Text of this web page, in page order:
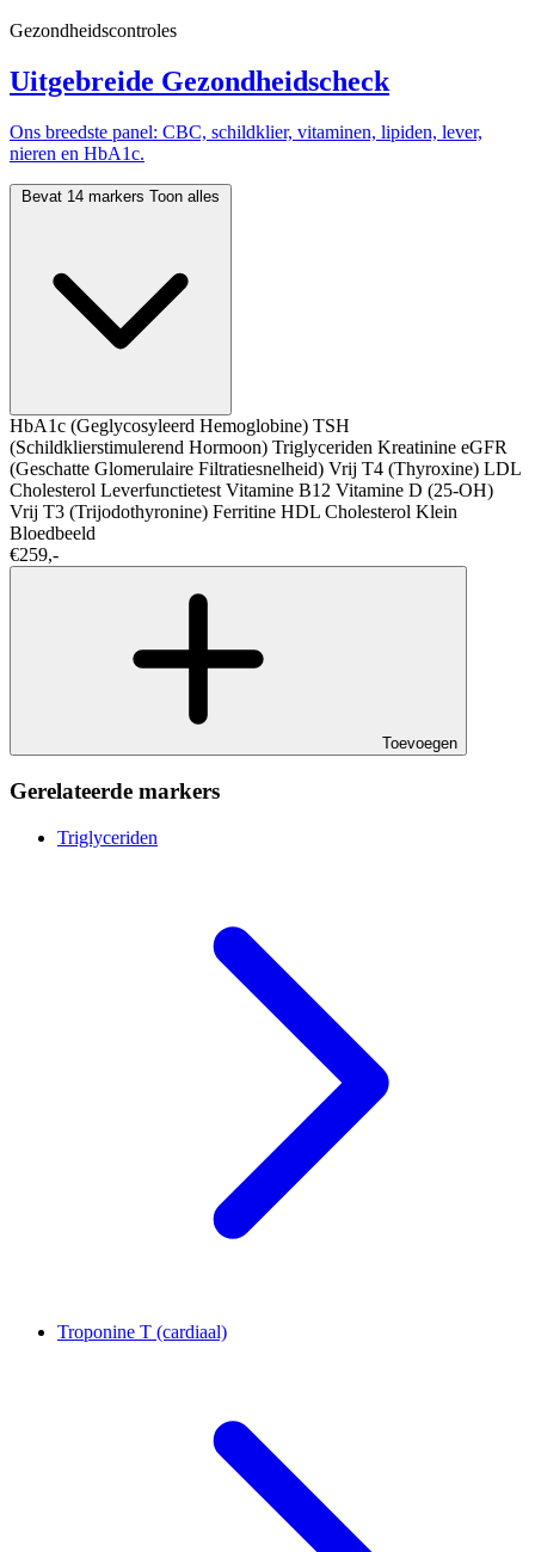
Gezondheidscontroles
Uitgebreide Gezondheidscheck
Ons breedste panel: CBC, schildklier, vitaminen, lipiden, lever,
nieren en HbA1c.
Bevat 14 markers Toon alles
HbA1c (Geglycosyleerd Hemoglobine) TSH
(Schildklierstimulerend Hormoon) Triglyceriden Kreatinine eGFR
(Geschatte Glomerulaire Filtratiesnelheid) Vrij T4 (Thyroxine) LDL
Cholesterol Leverfunctietest Vitamine B12 Vitamine D (25-OH)
Vrij T3 (Trijodothyronine) Ferritine HDL Cholesterol Klein
Bloedbeeld
€259,-
Toevoegen
Gerelateerde markers
Triglyceriden
Troponine T (cardiaal)